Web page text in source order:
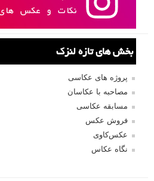
بخش های تازه لنزک
پروژه های عکاسی
مصاحبه با عکاسان
مسابقه عکاسی
فروش عکس
عکس‌کاوی
نگاه عکاس